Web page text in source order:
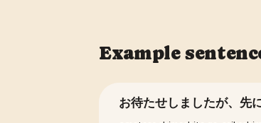
Example
お待たせしましたが、先